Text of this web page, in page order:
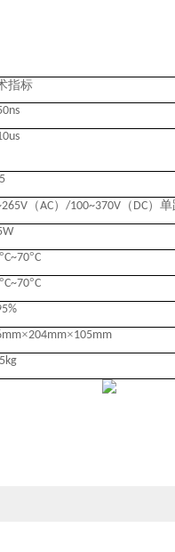
指标
（AC） /100~370V （ DC）
°C~70°C
°C~70°C
×204mm×105mm